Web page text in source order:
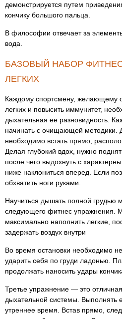
демонстрируется путем
кончику большого пальца.
В философии отвечает за
вода.
БАЗОВЫЙ НАБОР
ЛЕГКИХ
Каждому спортсмену, желающему
легких и повысить иммунитет,
дыхательная ее разновидность.
начинать с очищающей методики.
необходимо встать прямо,
Делая глубокий вдох, нужно
после чего выдохнуть с
ниже наклониться вперед. Если
обхватить ноги руками.
Научиться дышать полной
следующего фитнес упражнения.
максимально наполнить легкие,
задержать воздух внутри
Во время остановки необходимо
ударить себя по груди ладонью.
продолжать наносить удары
Третье упражнение — это
дыхательной системы. Выполнять
утреннее время. Встав прямо,